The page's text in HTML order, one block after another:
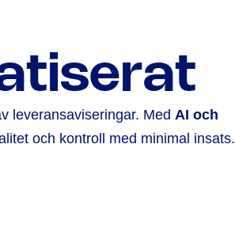
leveransaviseringar. MedAI och
och kontroll med minimal insats.